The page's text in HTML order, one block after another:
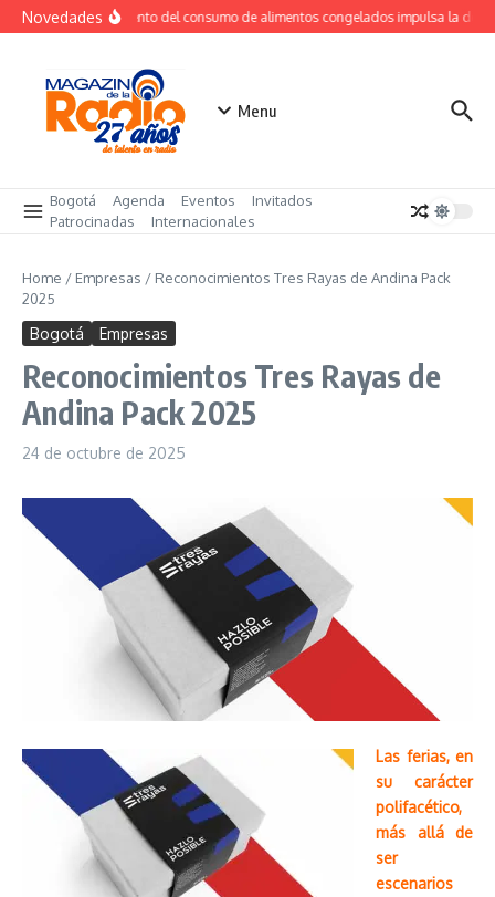
Saltar al contenido
NovedadesCrecimiento del consumo de alimentos congelados impulsa la
Menu
Bogotá Agenda Eventos
Invitados
Patrocinadas
Internacionales
Home / Empresas / Reconocimientos Tres Rayas de Andina Pack
2025
Bogotá Empresas
Reconocimientos Tres Rayas de
Andina Pack 2025
24 de octubre de 2025
Las ferias, en
su carácter
polifacético,
más allá de
ser
escenarios